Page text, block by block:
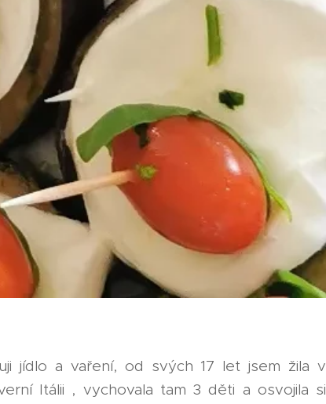
jídlo a vaření, od svých 17 let jsem žila v
Itálii , vychovala tam 3 děti a osvojila si